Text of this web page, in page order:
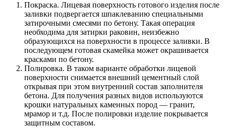
Покраска. Лицевая поверхность готового изделия после
заливки подвергается шпаклеванию специальными
затирочными смесями по бетону. Такая операция
необходима для затирки раковин, неизбежно
образующихся на поверхности в процессе заливки. В
последующем готовая скамейка может окрашивается
красками по бетону.
Полировка. В таком варианте обработки лицевой
поверхности снимается внешний цементный слой
открывая при этом внутренний состав заполнителя
бетона. Для получения разных видов используются
крошки натуральных каменных пород — гранит,
мрамор и т.д. После полировки изделие покрывается
защитным составом.